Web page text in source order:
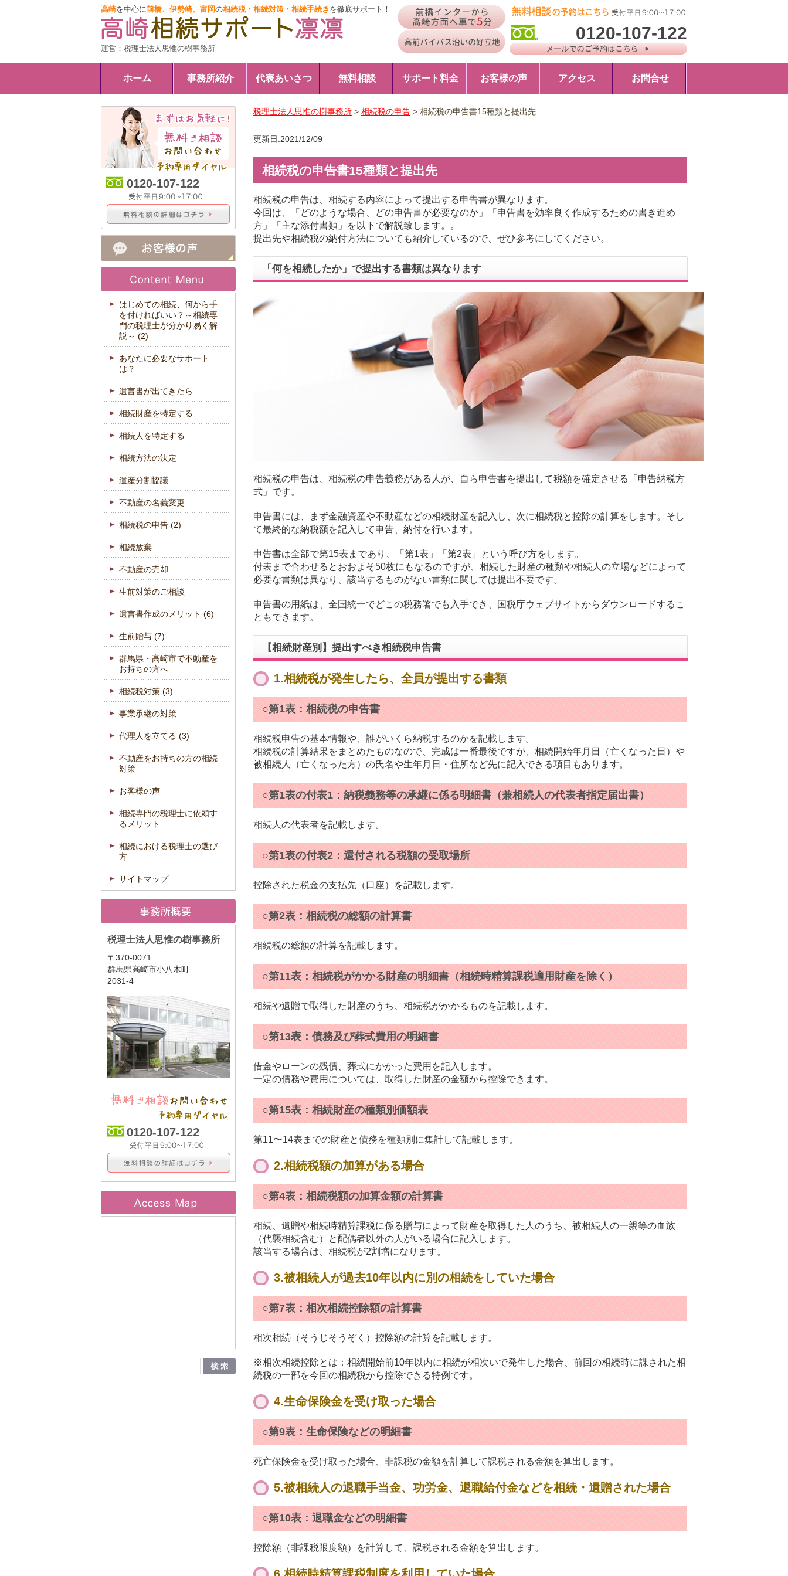
高崎を中心に前橋、伊勢崎、富岡の相続税・相続対策・相続手続き を徹底サポート！
運営：税理士法人思惟の樹事務所
0120-107-122
ホーム 事務所紹介 代表あいさつ 無料相談 サポート料金 お客様の声 アクセス お問合せ
税理士法人思惟の樹事務所 > 相続税の申告 > 相続税の申告書15種類と提出先
更新日:2021/12/09
相続税の申告書15種類と提出先
相続税の申告は、相続する内容によって提出する申告書が異なります。
今回は、「どのような場合、どの申告書が必要なのか」「申告書を効率良く作成するための書き進め
方」「主な添付書類」を以下で解説致します。。
提出先や相続税の納付方法についても紹介しているので、ぜひ参考にしてください。
「何を相続したか」で提出する書類は異なります
相続税の申告は、相続税の申告義務がある人が、自ら申告書を提出して税額を確定させる「申告納税方
式」です。
申告書には、まず金融資産や不動産などの相続財産を記入し、次に相続税と控除の計算をします。そし
て最終的な納税額を記入して申告、納付を行います。
申告書は全部で第15表まであり、「第1表」「第2表」という呼び方をします。
付表まで合わせるとおおよそ50枚にもなるのですが、相続した財産の種類や相続人の立場などによって
必要な書類は異なり、該当するものがない書類に関しては提出不要です。
申告書の用紙は、全国統一でどこの税務署でも入手でき、国税庁ウェブサイトからダウンロードするこ
ともできます。
【相続財産別】提出すべき相続税申告書
1.相続税が発生したら、全員が提出する書類
○第1表：相続税の申告書
相続税申告の基本情報や、誰がいくら納税するのかを記載します。
相続税の計算結果をまとめたものなので、完成は一番最後ですが、相続開始年月日（亡くなった日）や
被相続人（亡くなった方）の氏名や生年月日・住所など先に記入できる項目もあります。
○第1表の付表1：納税義務等の承継に係る明細書（兼相続人の代表者指定届出書）
相続人の代表者を記載します。
○第1表の付表2：還付される税額の受取場所
控除された税金の支払先（口座）を記載します。
○第2表：相続税の総額の計算書
相続税の総額の計算を記載します。
○第11表：相続税がかかる財産の明細書（相続時精算課税適用財産を除く）
相続や遺贈で取得した財産のうち、相続税がかかるものを記載します。
○第13表：債務及び葬式費用の明細書
借金やローンの残債、葬式にかかった費用を記入します。
一定の債務や費用については、取得した財産の金額から控除できます。
○第15表：相続財産の種類別価額表
第11〜14表までの財産と債務を種類別に集計して記載します。
2.相続税額の加算がある場合
○第4表：相続税額の加算金額の計算書
相続、遺贈や相続時精算課税に係る贈与によって財産を取得した人のうち、被相続人の一親等の血族
（代襲相続含む）と配偶者以外の人がいる場合に記入します。
該当する場合は、相続税が2割増になります。
3.被相続人が過去10年以内に別の相続をしていた場合
○第7表：相次相続控除額の計算書
相次相続（そうじそうぞく）控除額の計算を記載します。
※相次相続控除とは：相続開始前10年以内に相続が相次いで発生した場合、前回の相続時に課された相
続税の一部を今回の相続税から控除できる特例です。
4.生命保険金を受け取った場合
○第9表：生命保険などの明細書
死亡保険金を受け取った場合、非課税の金額を計算して課税される金額を算出します。
5.被相続人の退職手当金、功労金、退職給付金などを相続・遺贈された場合
○第10表：退職金などの明細書
控除額（非課税限度額）を計算して、課税される金額を算出します。
0120-107-122
はじめての相続、何から手
を付ければいい？～相続専
門の税理士が分かり易く解
説～ (2)
あなたに必要なサポート
は？
遺言書が出てきたら
相続財産を特定する
相続人を特定する
相続方法の決定
遺産分割協議
不動産の名義変更
相続税の申告 (2)
相続放棄
不動産の売却
生前対策のご相談
遺言書作成のメリット (6)
生前贈与 (7)
群馬県・高崎市で不動産を
お持ちの方へ
相続税対策 (3)
事業承継の対策
代理人を立てる (3)
不動産をお持ちの方の相続
対策
お客様の声
相続専門の税理士に依頼す
るメリット
相続における税理士の選び
方
サイトマップ
税理士法人思惟の樹事務所
〒370-0071
群馬県高崎市小八木町
2031-4
0120-107-122